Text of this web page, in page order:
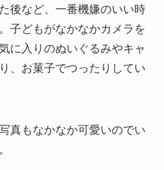
後など、一番機嫌のいい時
子どもがなかなかカメラを
に入りのぬいぐるみやキャ
、お菓子でつったりしてい
真もなかなか可愛いのでい